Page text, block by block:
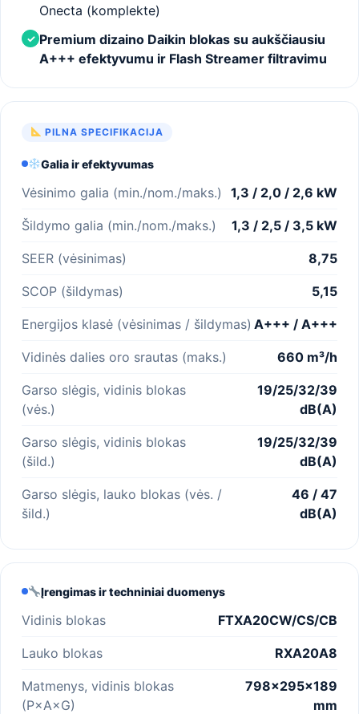
Onecta (komplekte)
✓ Premium dizaino Daikin blokas su aukščiausiu
A+++ efektyvumu ir Flash Streamer filtravimu
PILNA SPECIFIKACIJA
Galia ir efektyvumas
Vėsinimo galia (min./nom./maks.) 1,3 / 2,0 / 2,6 kW
Šildymo galia (min./nom./maks.) 1,3 / 2,5 / 3,5 kW
SEER (vėsinimas) 8,75
SCOP (šildymas) 5,15
Energijos klasė (vėsinimas / šildymas) A+++ / A+++
Vidinės dalies oro srautas (maks.) 660 m³/h
Garso slėgis, vidinis blokas
(vės.)
19/25/32/39
dB(A)
Garso slėgis, vidinis blokas
(šild.)
19/25/32/39
dB(A)
Garso slėgis, lauko blokas (vės. /
šild.)
46 / 47
dB(A)
Įrengimas ir techniniai duomenys
Vidinis blokas FTXA20CW/CS/CB
Lauko blokas RXA20A8
Matmenys, vidinis blokas
(P×A×G)
798×295×189
mm